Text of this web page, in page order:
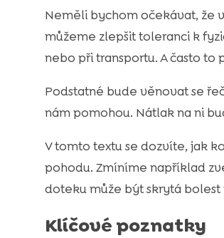
Neměli bychom očekávat, že
můžeme zlepšit toleranci k
nebo při transportu. A často
Podstatné bude věnovat se
nám pomohou. Nátlak na ni
V tomto textu se dozvíte, jak
pohodu. Zmíníme například
doteku může být skrytá bolest
Klíčové poznatky